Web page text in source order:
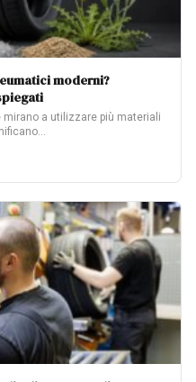
moderni?
a utilizzare più materiali